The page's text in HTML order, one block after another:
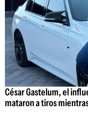
César Gastelum, el
mataron a tiros